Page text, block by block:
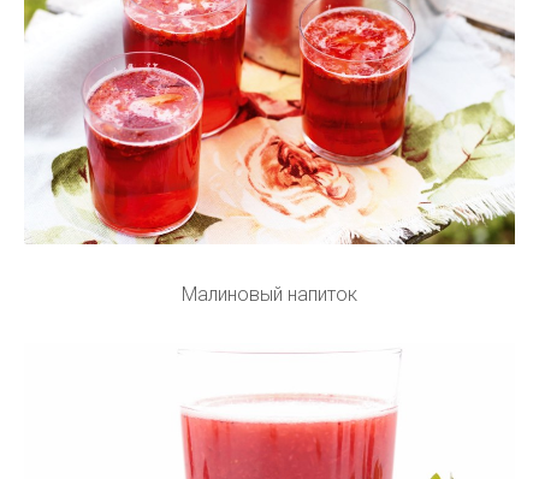
Малиновый напиток